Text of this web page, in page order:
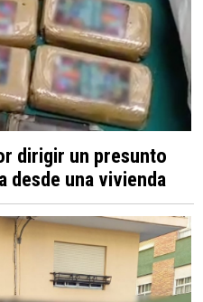
dirigir un presunto
desde una vivienda